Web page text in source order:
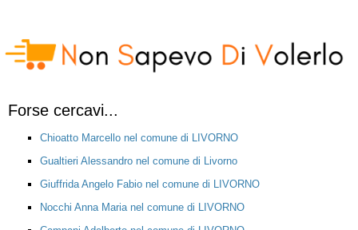
Forse cercavi...
Chioatto Marcello nel comune di LIVORNO
Gualtieri Alessandro nel comune di Livorno
Giuffrida Angelo Fabio nel comune di LIVORNO
Nocchi Anna Maria nel comune di LIVORNO